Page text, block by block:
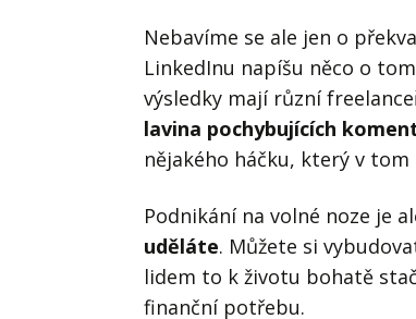
Nebavíme se ale jen o
LinkedInu napíšu něco o
výsledky mají různí
lavina pochybujících
nějakého háčku, který v
Podnikání na volné noze je
uděláte. Můžete si
lidem to k životu bohatě
finanční potřebu.